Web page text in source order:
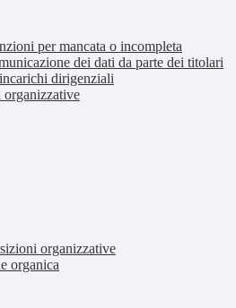
per mancata o incompleta
dei dati da parte dei titolari
dirigenziali
organizzative
organizzative
organica